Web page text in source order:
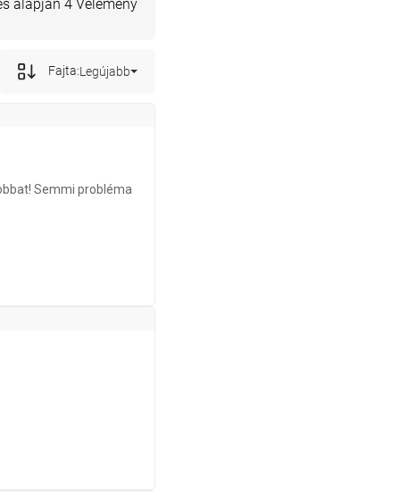
alapján 4 Vélemény
Fajta:Legújabb
Semmi probléma